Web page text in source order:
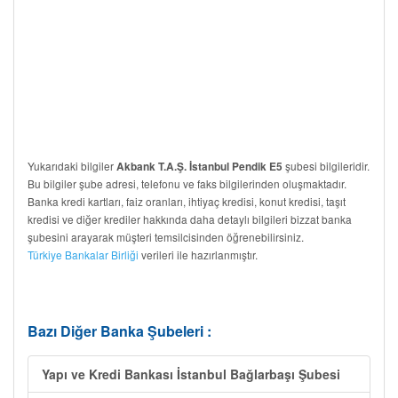
Yukarıdaki bilgilerAkbank T.A.Ş. İstanbul Pendik E5 şubesi bilgileridir.
Bu bilgiler şube adresi, telefonu ve faks bilgilerinden oluşmaktadır.
Banka kredi kartları, faiz oranları, ihtiyaç kredisi, konut kredisi, taşıt
kredisi ve diğer krediler hakkında daha detaylı bilgileri bizzat banka
şubesini arayarak müşteri temsilcisinden öğrenebilirsiniz.
Türkiye Bankalar Birliği verileri ile hazırlanmıştır.
Bazı Diğer Banka Şubeleri :
Yapı ve Kredi Bankası İstanbul Bağlarbaşı Şubesi